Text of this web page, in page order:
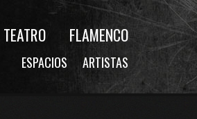
TEATRO FLAMENCO
ESPACIOS ARTISTAS